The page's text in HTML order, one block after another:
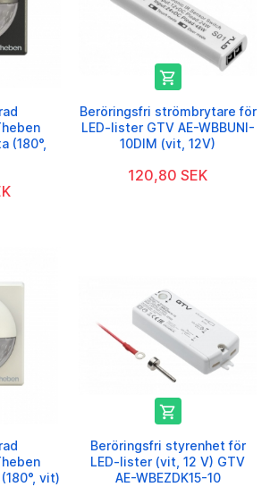
(180°,

Beröringsfri strömbrytare för
LED-lister GTV AE-WBBUNI-
10DIM (vit, 12V)
120,80 SEK
vit)

Beröringsfri styrenhet för
LED-lister (vit, 12 V) GTV
AE-WBEZDK15-10